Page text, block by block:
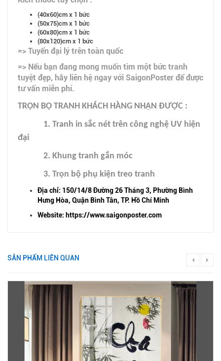
(40x60)cm x 1 bức
(50x75)cm x 1 bức
(60x80)cm x 1 bức
(80x120)cm x 1 bức
=> Tuyển đại lý trên toàn quốc
=> Nếu bạn đang mong muốn tìm một bức tranh
tuyệt đẹp, hãy liên hệ ngay với SaigonPoster để được
tư vấn miễn phí.
TRỌN BỘ TRANH KHÁCH HÀNG NHẬN ĐƯỢC :
1. Tranh in sắc nét trên công nghệ UV hiện
đại
2. Khung tranh gắn móc
3. Trọn bộ phụ kiện treo tranh
Địa chỉ: 150/14/8 Đường 26 Tháng 3, Phường Bình
Hưng Hòa, Quận Bình Tân, TP. Hồ Chí Minh
Website: https://www.saigonposter.com
SẢN PHẨM LIÊN QUAN